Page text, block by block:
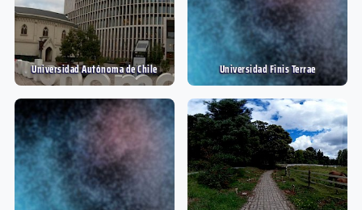
Universidad Autónoma de Chile Universidad Finis Terrae